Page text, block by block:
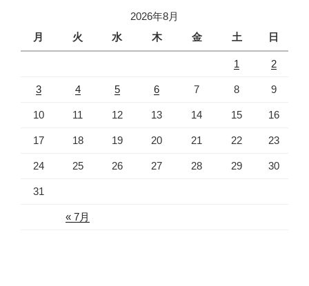
2026年8月
月
火 水 木 金 土 日
« 7月
1 2
3 4 5 6 7 8 9
10 11 12 13 14 15 16
17 18 19 20 21 22 23
24 25 26 27 28 29 30
31